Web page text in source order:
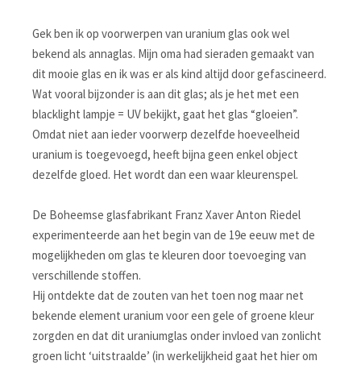
Gek ben ik op voorwerpen van uranium glas ook wel
bekend als annaglas. Mijn oma had sieraden gemaakt van
dit mooie glas en ik was er als kind altijd door gefascineerd.
Wat vooral bijzonder is aan dit glas; als je het met een
blacklight lampje = UV bekijkt, gaat het glas “gloeien”.
Omdat niet aan ieder voorwerp dezelfde hoeveelheid
uranium is toegevoegd, heeft bijna geen enkel object
dezelfde gloed. Het wordt dan een waar kleurenspel.
De Boheemse glasfabrikant Franz Xaver Anton Riedel
experimenteerde aan het begin van de 19e eeuw met de
mogelijkheden om glas te kleuren door toevoeging van
verschillende stoffen.
Hij ontdekte dat de zouten van het toen nog maar net
bekende element uranium voor een gele of groene kleur
zorgden en dat dit uraniumglas onder invloed van zonlicht
groen licht ‘uitstraalde’ (in werkelijkheid gaat het hier om